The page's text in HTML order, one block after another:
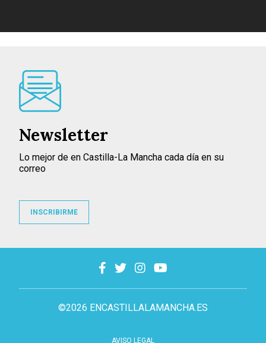
©2026 ENCASTILLALAMANCHA.ES
AVISO LEGAL
Newsletter
Lo mejor de en Castilla-La Mancha cada día en su
correo
INSCRIBIRME